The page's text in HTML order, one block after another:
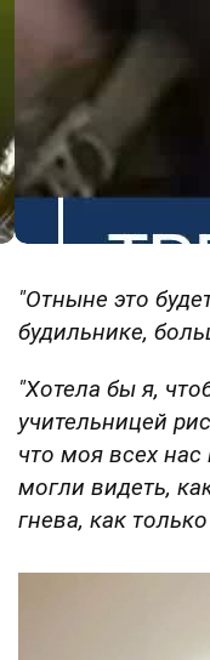
"Отныне это
будильнике,
"Хотела бы я,
учительницей
что моя всех
могли видеть,
гнева, как